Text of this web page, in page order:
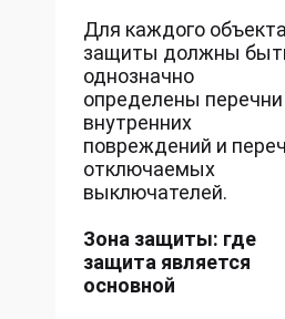
Для каждого объекта
защиты должны
однозначно
определены перечни
внутренних
повреждений и
отключаемых
выключателей.
Зона защиты: где
защита является
основной